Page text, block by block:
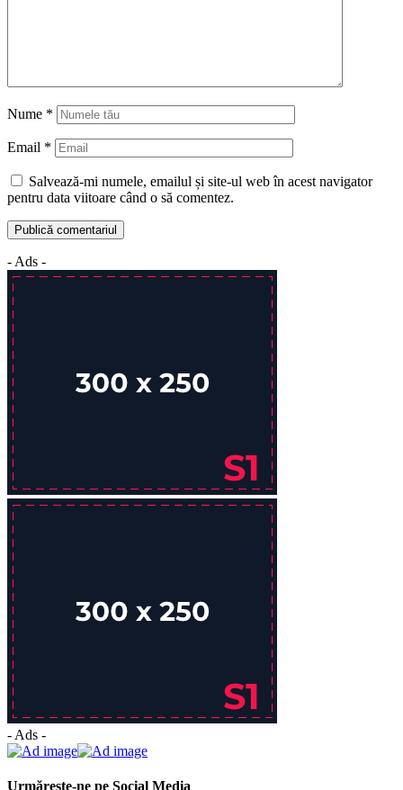
Nume *
Email *
Salvează-mi numele, emailul și site-ul web în acest navigator
pentru data viitoare când o să comentez.
- Ads -
- Ads -
Urmărește-ne pe Social Media